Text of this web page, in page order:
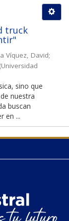
truck
Víquez, David;
(Universidad
sino que
nuestra
buscan
en ...